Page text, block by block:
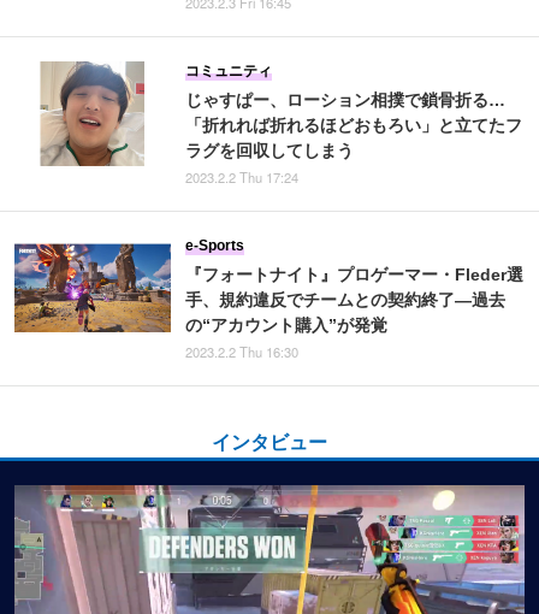
じゃすぱー、ローション相撲で鎖骨折る…
「折れれば折れるほどおもろい」と立てたフ
ラグを回収してしまう
コミュニティ
2023.2.2 Thu 17:24
『フォートナイト』プロゲーマー・Fleder選
手、規約違反でチームとの契約終了―過去
の“アカウント購入”が発覚
e-Sports
2023.2.2 Thu 16:30
インタビュー